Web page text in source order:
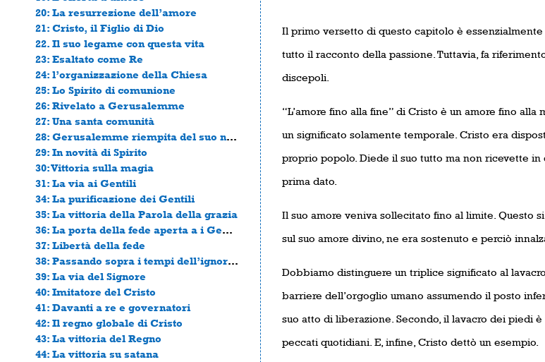
20: La resurrezione dell’amore
21: Cristo, il Figlio di Dio
22. Il suo legame con questa vita
23: Esaltato come Re
24: l’organizzazione della Chiesa
25: Lo Spirito di comunione
26: Rivelato a Gerusalemme
27: Una santa comunità
28: Gerusalemme riempita del suo nome
29: In novità di Spirito
30: Vittoria sulla magia
31: La via ai Gentili
34: La purificazione dei Gentili
35: La vittoria della Parola della grazia
36: La porta della fede aperta a i Gentili
37: Libertà della fede
38: Passando sopra i tempi dell’ignoranza
39: La via del Signore
40: Imitatore del Cristo
41: Davanti a re e governatori
42: Il regno globale di Cristo
43: La vittoria del Regno
44: La vittoria su satana
Il primo versetto di questo capitolo è
tutto il racconto della passione. Tuttavia, fa
discepoli.
“L’amore fino alla fine” di Cristo è un amore fino
un significato solamente temporale. Cristo era
proprio popolo. Diede il suo tutto ma non ricevette
prima dato.
Il suo amore veniva sollecitato fino al limite. Questo
sul suo amore divino, ne era sostenuto e perciò
Dobbiamo distinguere un triplice significato al
barriere dell’orgoglio umano assumendo il posto
suo atto di liberazione. Secondo, il lavacro dei piedi
peccati quotidiani. E, infine, Cristo dettò un esempio.